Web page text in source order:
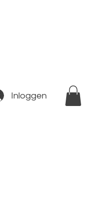
Inloggen